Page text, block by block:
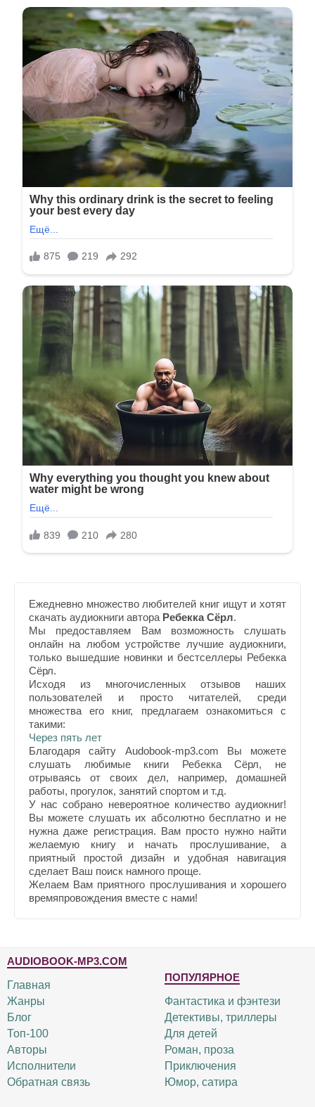
Ежедневно множество любителей книг ищут и хотят
скачать аудиокниги автора Ребекка Сёрл.
Мы предоставляем Вам возможность слушать
онлайн на любом устройстве лучшие аудиокниги,
только вышедшие новинки и бестселлеры Ребекка
Сёрл.
Исходя из многочисленных отзывов наших
пользователей и просто читателей, среди
множества его книг, предлагаем ознакомиться с
такими:
Через пять лет
Благодаря сайту Audobook-mp3.com Вы можете
слушать любимые книги Ребекка Сёрл, не
отрываясь от своих дел, например, домашней
работы, прогулок, занятий спортом и т.д.
У нас собрано невероятное количество аудиокниг!
Вы можете слушать их абсолютно бесплатно и не
нужна даже регистрация. Вам просто нужно найти
желаемую книгу и начать прослушивание, а
приятный простой дизайн и удобная навигация
сделает Ваш поиск намного проще.
Желаем Вам приятного прослушивания и хорошего
времяпровождения вместе с нами!
AUDIOBOOK-MP3.COM
Главная
Жанры
Блог
Топ-100
Авторы
Исполнители
Обратная связь
ПОПУЛЯРНОЕ
Фантастика и фэнтези
Детективы, триллеры
Для детей
Роман, проза
Приключения
Юмор, сатира